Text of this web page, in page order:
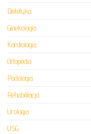
Dietetyka
Ginekologia
Kardiologia
Ortopedia
Podologia
Rehabilitacja
Urologia
USG